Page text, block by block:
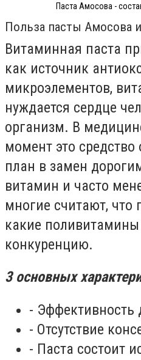
Паста Амосова -
Польза пасты Амосова
Витаминная паста
как источник
микроэлементов,
нуждается сердце
организм. В
момент это
план в замен
витамин и часто
многие считают, что
какие поливитамины
конкуренцию.
3 основных
- Эффективность
- Отсутствие
- Паста состоит